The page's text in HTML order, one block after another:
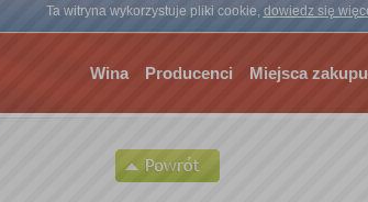
Ta witryna wykorzystuje pliki cookie, dowiedz się
Wina Producenci Miejsca zakupu